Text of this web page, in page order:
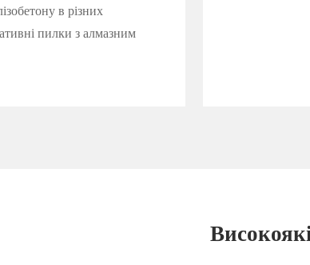
в різних
пилки з алмазним